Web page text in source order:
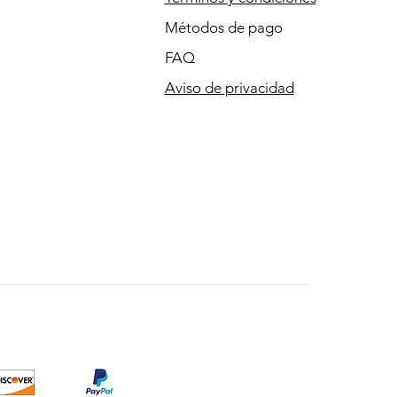
Métodos de pago
FAQ
Aviso de privacidad